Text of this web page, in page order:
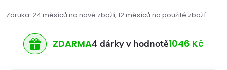
Záruka: 24 měsíců na nové zboží, 12 měsíců na použité zboží
ZDARMA4 dárky v hodnotě1046 Kč